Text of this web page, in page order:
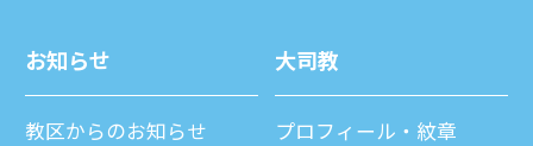
お知らせ
教区からのお知らせ
⼤司教
プロフィール・紋章